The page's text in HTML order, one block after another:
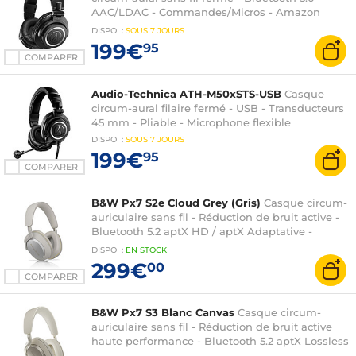
COMPARER
AAC/LDAC - Commandes/Micros - Amazon
Alexa intégré - Autonomie 50h - USB-C
DISPO : SOUS 7 JOURS
199€95
COMPARER
Audio-Technica ATH-M50xSTS-USB Casque
circum-aural filaire fermé - USB - Transducteurs
45 mm - Pliable - Microphone flexible
DISPO : SOUS 7 JOURS
199€95
COMPARER
B&W Px7 S2e Cloud Grey (Gris) Casque circum-
auriculaire sans fil - Réduction de bruit active -
Bluetooth 5.2 aptX HD / aptX Adaptative -
Autonomie 30h - Commandes/Micro
DISPO : EN STOCK
299€00
B&W Px7 S3 Blanc Canvas Casque circum-
auriculaire sans fil - Réduction de bruit active
haute performance - Bluetooth 5.2 aptX Lossless